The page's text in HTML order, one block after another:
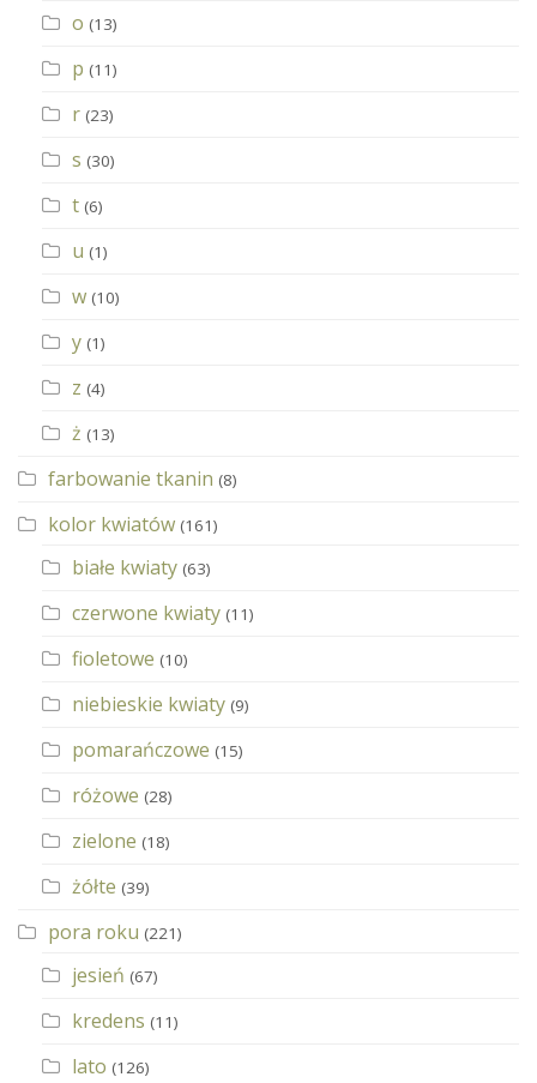
o (13)
p (11)
r (23)
s (30)
t (6)
u (1)
w (10)
y (1)
z (4)
ż (13)
farbowanie tkanin (8)
kolor kwiatów (161)
białe kwiaty (63)
czerwone kwiaty (11)
fioletowe (10)
niebieskie kwiaty (9)
pomarańczowe (15)
różowe (28)
zielone (18)
żółte (39)
pora roku (221)
jesień (67)
kredens (11)
lato (126)